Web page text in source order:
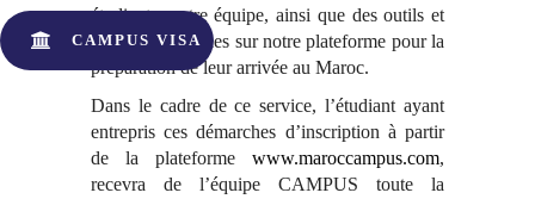
étudiants, notre équipe, ainsi que des outils et
informations utiles sur notre plateforme pour la
préparation de leur arrivée au Maroc.
Dans le cadre de ce service, l’étudiant ayant
entrepris ces démarches d’inscription à partir
de la plateforme www.maroccampus.com,
recevra de l’équipe CAMPUS toute la
CAMPUS VISA